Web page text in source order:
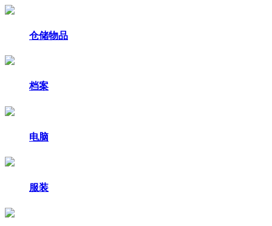
仓储物品
档案
电脑
服装